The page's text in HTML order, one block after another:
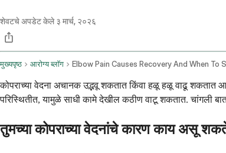
शेवटचे अपडेट केले ३ मार्च, २०२६
मुख्यपृष्ठ आरोग्य ब्लॉग
कोपराच्या वेदना अचानक उद्भवू शकतात किंवा हळू हळू वाढू शकतात
परिस्थितीत, यामुळे साधी कामे देखील कठीण वाटू शकतात. चांगली
तुमच्या कोपराच्या वेदनांचे कारण काय असू